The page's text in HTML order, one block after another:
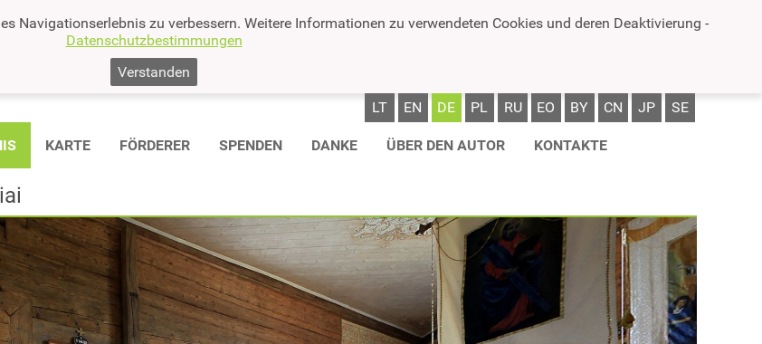
Navigationserlebnis zu verbessern. Weitere Informationen zu verwendeten Cookies und deren Deaktivierung -
Datenschutzbestimmungen
Verstanden
LT EN DE PL RU EO BY CN JP SE
KARTE FÖRDERER SPENDEN DANKE ÜBER DEN AUTOR KONTAKTE